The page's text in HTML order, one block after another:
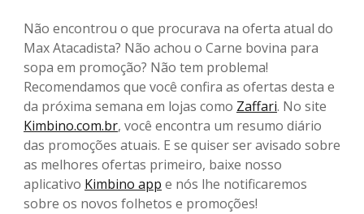
Não encontrou o que procurava na oferta atual do
Max Atacadista? Não achou o Carne bovina para
sopa em promoção? Não tem problema!
Recomendamos que você confira as ofertas desta e
da próxima semana em lojas como Zaffari. No site
Kimbino.com.br, você encontra um resumo diário
das promoções atuais. E se quiser ser avisado sobre
as melhores ofertas primeiro, baixe nosso
aplicativo Kimbino app e nós lhe notificaremos
sobre os novos folhetos e promoções!